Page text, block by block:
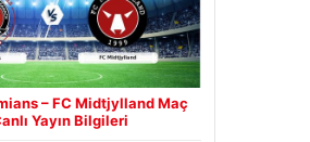
– FC Midtjylland Maç
Yayın Bilgileri